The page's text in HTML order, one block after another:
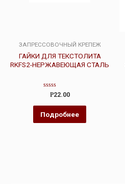
ЗАПРЕССОВОЧНЫЙ КРЕПЕЖ
ГАЙКИ ДЛЯ ТЕКСТОЛИТА
RKFS2-НЕРЖАВЕЮЩАЯ СТАЛЬ
Оценка
из
Р22.00
Подробнее